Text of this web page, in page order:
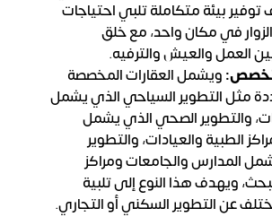
بيئة متكاملة تلبي احتياجات
في مكان واحد، مع خلق
العمل والعيش والترفيه.
ويشمل العقارات المخصصة
مثل التطوير السياحي الذي يشمل
والتطوير الصحي الذي يشمل
الطبية والعيادات، والتطوير
المدارس والجامعات ومراكز
ويهدف هذا النوع إلى تلبية
عن التطوير السكني أو التجاري.